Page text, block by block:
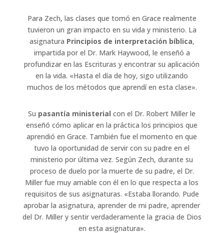
Para Zech, las clases que tomó en Grace realmente
tuvieron un gran impacto en su vida y ministerio. La
asignatura Principios de interpretación bíblica,
impartida por el Dr. Mark Haywood, le enseñó a
profundizar en las Escrituras y encontrar su aplicación
en la vida. «Hasta el día de hoy, sigo utilizando
muchos de los métodos que aprendí en esta clase».
Su pasantía ministerial con el Dr. Robert Miller le
enseñó cómo aplicar en la práctica los principios que
aprendió en Grace. También fue el momento en que
tuvo la oportunidad de servir con su padre en el
ministerio por última vez. Según Zech, durante su
proceso de duelo por la muerte de su padre, el Dr.
Miller fue muy amable con él en lo que respecta a los
requisitos de sus asignaturas. «Estaba llorando. Pude
aprobar la asignatura, aprender de mi padre, aprender
del Dr. Miller y sentir verdaderamente la gracia de Dios
en esta asignatura».